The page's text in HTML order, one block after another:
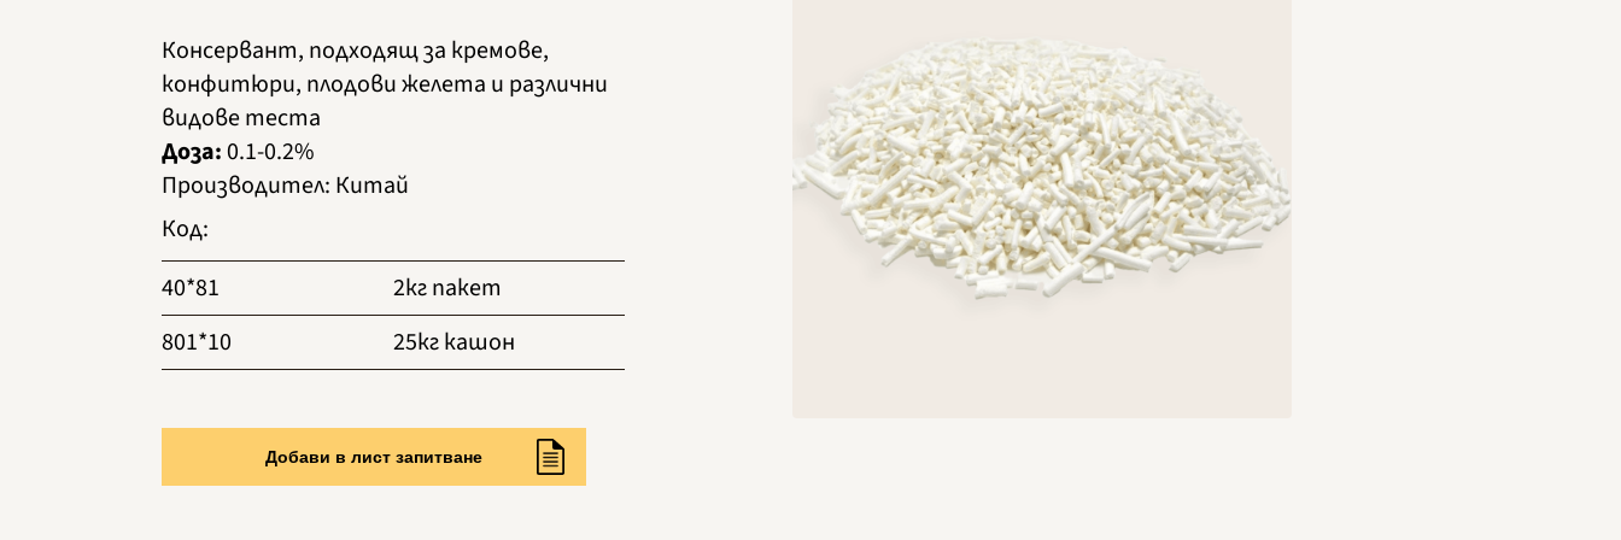
Консервант, подходящ за кремове,
конфитюри, плодови желета и различни
видове теста
Доза:0.1-0.2%
Производител: Китай
Код:
40*81
2кг пакет
801*10
25кг кашон
Добави в лист запитване